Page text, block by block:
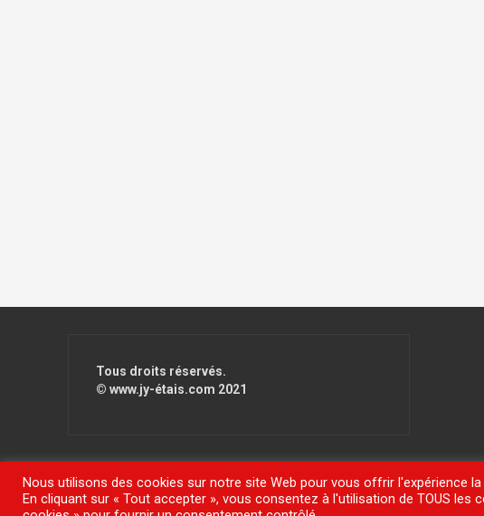
Tous droits réservés.
© www.jy-étais.com 2021
Fièrement propulsé par WordPress|Thème FlyMagpar Themeisle
Nous utilisons des cookies sur notre site Web pour vous offrir l'expérience
En cliquant sur « Tout accepter », vous consentez à l'utilisation de TOUS les